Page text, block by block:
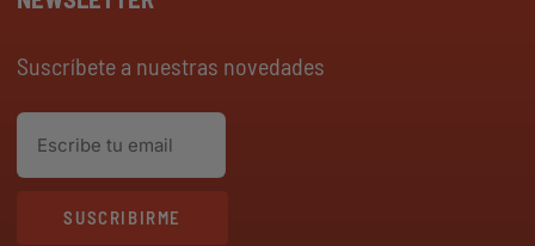
Suscríbete a nuestras novedades
SUSCRIBIRME